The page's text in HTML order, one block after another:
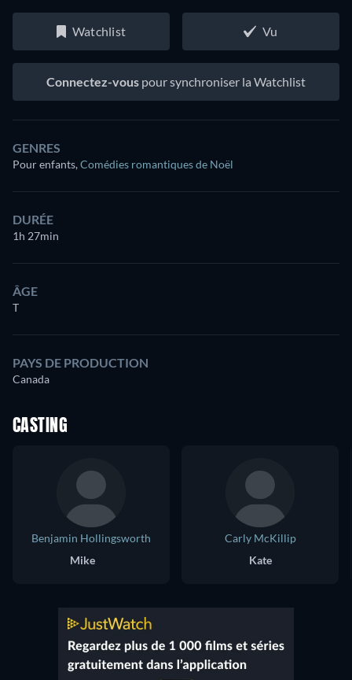
Watchlist Vu
Connectez-vous pour synchroniser la Watchlist
GENRES
Pour enfants,Comédies romantiques de Noël
DURÉE
1h 27min
ÂGE
T
PAYS DE PRODUCTION
Canada
CASTING
Benjamin Hollingsworth
Mike
Carly McKillip
Kate